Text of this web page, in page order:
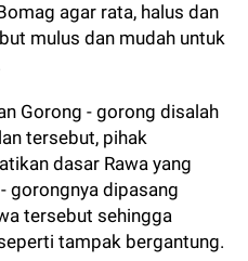
agar rata, halus dan
mulus dan mudah untuk
Gorong - gorong disalah
tersebut, pihak
dasar Rawa yang
gorongnya dipasang
tersebut sehingga
tampak bergantung.